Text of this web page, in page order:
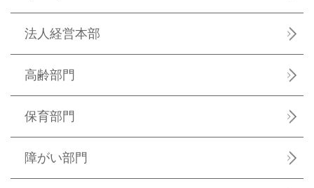
法人経営本部
高齢部門
保育部門
障がい部門